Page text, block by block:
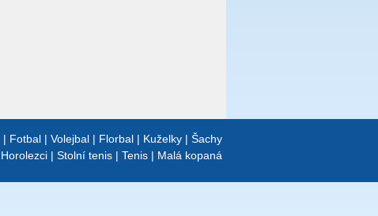
| Fotbal | Volejbal | Florbal | Kuželky | Šachy
Horolezci | Stolní tenis | Tenis | Malá kopaná